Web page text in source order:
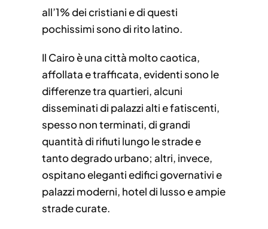
all’1% dei cristiani e di questi
pochissimi sono di rito latino.
Il Cairo è una città molto caotica,
affollata e trafficata, evidenti sono le
differenze tra quartieri, alcuni
disseminati di palazzi alti e fatiscenti,
spesso non terminati, di grandi
quantità di rifiuti lungo le strade e
tanto degrado urbano; altri, invece,
ospitano eleganti edifici governativi e
palazzi moderni, hotel di lusso e ampie
strade curate.